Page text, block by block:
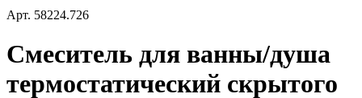
Арт. 58224.726
Смеситель для ванны/душа
термостатический скрытого